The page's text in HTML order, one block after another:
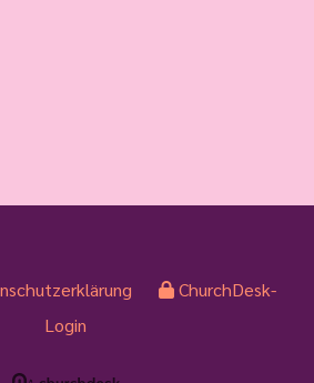
ChurchDesk-
Login